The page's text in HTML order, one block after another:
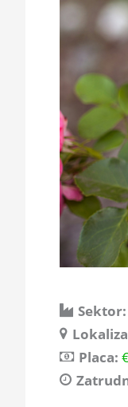
Sektor:
Placa: